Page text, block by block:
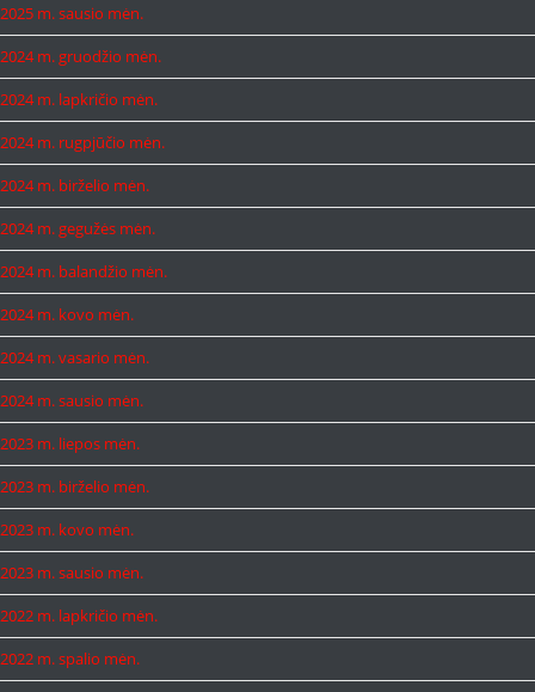
2025 m. sausio mėn.
2024 m. gruodžio mėn.
2024 m. lapkričio mėn.
2024 m. rugpjūčio mėn.
2024 m. birželio mėn.
2024 m. gegužės mėn.
2024 m. balandžio mėn.
2024 m. kovo mėn.
2024 m. vasario mėn.
2024 m. sausio mėn.
2023 m. liepos mėn.
2023 m. birželio mėn.
2023 m. kovo mėn.
2023 m. sausio mėn.
2022 m. lapkričio mėn.
2022 m. spalio mėn.